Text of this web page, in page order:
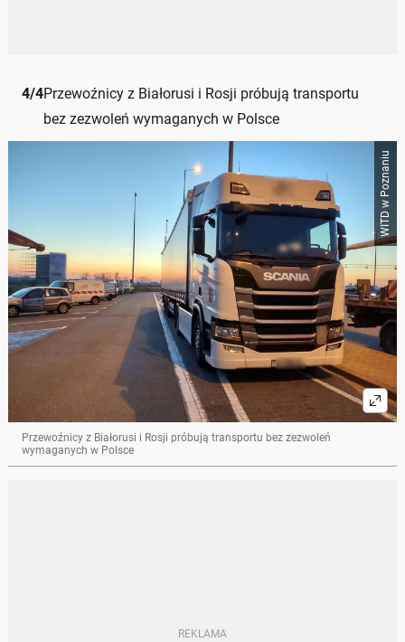
4/4Przewoźnicy z Białorusi i Rosji próbują transportu
bez zezwoleń wymaganych w Polsce
WITD w Poznaniu
Przewoźnicy z Białorusi i Rosji próbują transportu bez zezwoleń
wymaganych w Polsce